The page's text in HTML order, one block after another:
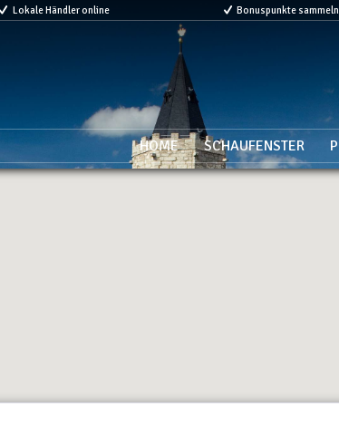
Lokale Händler online Bonuspunkte sammeln
HOME SCHAUFENSTER